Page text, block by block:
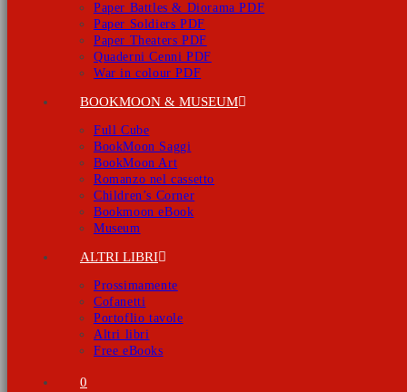
Paper Battles & Diorama PDF
Paper Soldiers PDF
Paper Theaters PDF
Quaderni Cenni PDF
War in colour PDF
BOOKMOON & MUSEUM
Full Cube
BookMoon Saggi
BookMoon Art
Romanzo nel cassetto
Children’s Corner
Bookmoon eBook
Museum
ALTRI LIBRI
Prossimamente
Cofanetti
Portoflio tavole
Altri libri
Free eBooks
0